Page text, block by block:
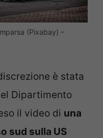
(Pixabay) –
è stata
Dipartimento
il video di una
sud sulla US